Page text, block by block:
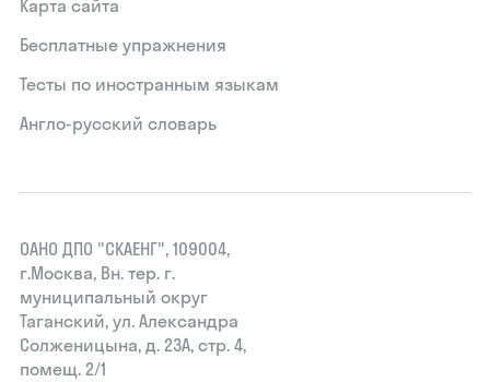
Карта сайта
Бесплатные упражнения
Тесты по иностранным языкам
Англо-русский словарь
ОАНО ДПО "СКАЕНГ", 109004,
г.Москва, Вн. тер. г.
муниципальный округ
Таганский, ул. Александра
Солженицына, д. 23А, стр. 4,
помещ. 2/1